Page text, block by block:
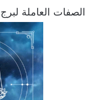
الصفات العاملة لبرج